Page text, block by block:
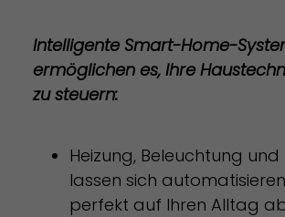
Intelligente Smart-Home-
ermöglichen es, Ihre
zu steuern:
Heizung, Beleuchtung
lassen sich
perfekt auf Ihren Alltag